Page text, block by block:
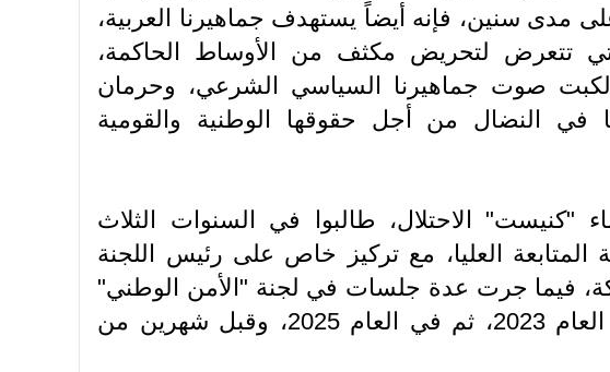
مدى سنين، فإنه أيضاً يستهدف جماهيرنا العربية،
تتعرض لتحريض مكثف من الأوساط الحاكمة،
لكبت صوت جماهيرنا السياسي الشرعي، وحرمان
في النضال من أجل حقوقها الوطنية والقومية
"كنيست" الاحتلال، طالبوا في السنوات الثلاث
المتابعة العليا، مع تركيز خاص على رئيس اللجنة
فيما جرت عدة جلسات في لجنة "الأمن الوطني"
في الكنيست، في العام 2023، ثم في العام 2025، وقبل شهرين من